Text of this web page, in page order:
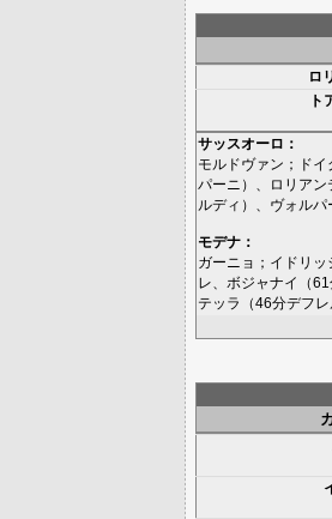
ロ
ト
サッスオーロ ：
モルドヴァン ； ドイ
パーニ ）、 ロリアン
ルディ ）、 ヴォルパ
モデナ ：
ガーニョ ； イドリッ
レ
ボジャナイ （
テッラ
（46分デフ